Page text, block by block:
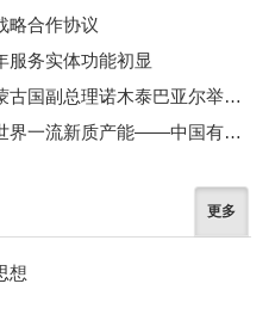
略合作协议
服务实体功能初显
中铝集团董事长段向东与蒙古国副总理诺木泰巴亚尔举行会谈
锻造无愧时代无愧使命的世界一流新质产能——中国有色金属工业的战略应对与破局之道（二）
更多
想